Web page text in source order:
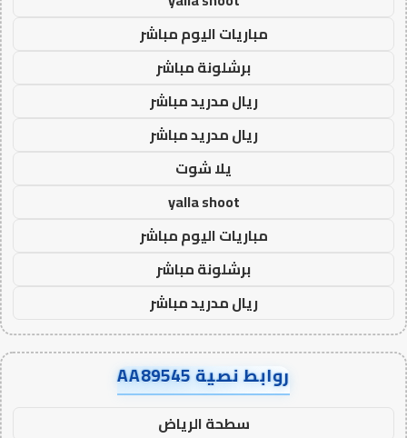
مباريات اليوم مباشر
برشلونة مباشر
ريال مدريد مباشر
ريال مدريد مباشر
يلا شوت
yalla shoot
مباريات اليوم مباشر
برشلونة مباشر
ريال مدريد مباشر
روابط نصية AA89545
سطحة الرياض